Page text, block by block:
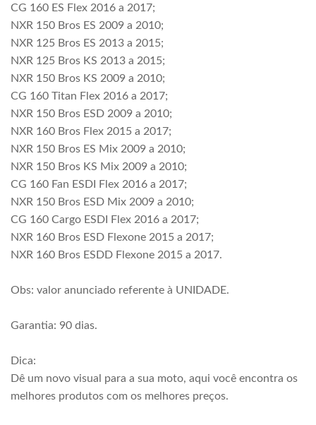
CG 160 ES Flex 2016 a 2017;
NXR 150 Bros ES 2009 a 2010;
NXR 125 Bros ES 2013 a 2015;
NXR 125 Bros KS 2013 a 2015;
NXR 150 Bros KS 2009 a 2010;
CG 160 Titan Flex 2016 a 2017;
NXR 150 Bros ESD 2009 a 2010;
NXR 160 Bros Flex 2015 a 2017;
NXR 150 Bros ES Mix 2009 a 2010;
NXR 150 Bros KS Mix 2009 a 2010;
CG 160 Fan ESDI Flex 2016 a 2017;
NXR 150 Bros ESD Mix 2009 a 2010;
CG 160 Cargo ESDI Flex 2016 a 2017;
NXR 160 Bros ESD Flexone 2015 a 2017;
NXR 160 Bros ESDD Flexone 2015 a 2017.
Obs: valor anunciado referente à UNIDADE.
Garantia: 90 dias.
Dica:
Dê um novo visual para a sua moto, aqui você encontra os
melhores produtos com os melhores preços.